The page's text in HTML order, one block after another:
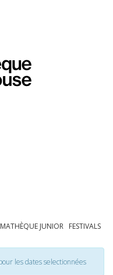
JUNIOR FESTIVALS
les dates selectionnées